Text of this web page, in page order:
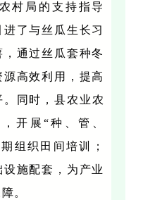
村局的支持指导
了与丝瓜生长习
通过丝瓜套种冬
高效利用，提高
同时，县农业农
开展“种、管、
组织田间培训；
施配套，为产业
。